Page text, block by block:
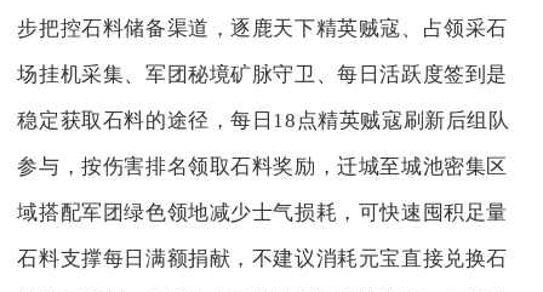
步把控石料储备渠道，逐鹿天下精英贼寇、占领采石
场挂机采集、军团秘境矿脉守卫、每日活跃度签到是
稳定获取石料的途径，每日18点精英贼寇刷新后组队
参与，按伤害排名领取石料奖励，迁城至城池密集区
域搭配军团绿色领地减少士气损耗，可快速囤积足量
石料支撑每日满额捐献，不建议消耗元宝直接兑换石